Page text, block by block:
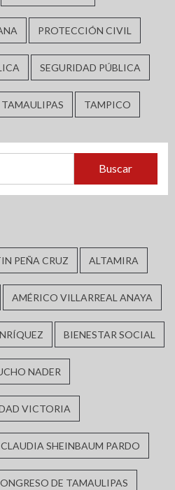
PROTECCIÓN CIVIL
SEGURIDAD PÚBLICA
TAMAULIPAS TAMPICO
PEÑA CRUZ ALTAMIRA
AMÉRICO VILLARREAL ANAYA
BIENESTAR SOCIAL
NADER
VICTORIA
CLAUDIA SHEINBAUM PARDO
DE TAMAULIPAS